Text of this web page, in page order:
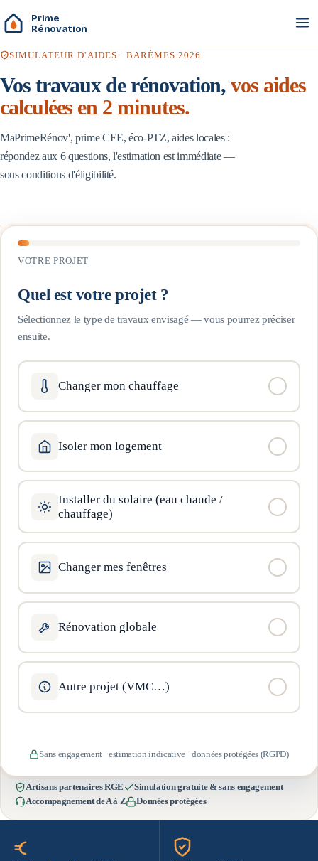
Prime
Rénovation
SIMULATEUR D'AIDES · BARÈMES 2026
Vos travaux de rénovation, vos aides
calculées en 2 minutes.
MaPrimeRénov', prime CEE, éco-PTZ, aides locales :
répondez aux 6 questions, l'estimation est immédiate —
sous conditions d'éligibilité.
VOTRE PROJET
Quel est votre projet ?
Sélectionnez le type de travaux envisagé — vous pourrez préciser
ensuite.
Changer mon chauffage
Isoler mon logement
Installer du solaire (eau chaude /
chauffage)
Changer mes fenêtres
Rénovation globale
Autre projet (VMC…)
Sans engagement · estimation indicative · données protégées (RGPD)
Artisans partenaires RGE
Simulation gratuite & sans engagement
Accompagnement de A à Z
Données protégées